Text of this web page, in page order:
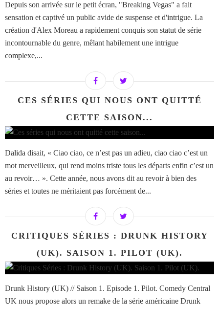
Depuis son arrivée sur le petit écran, "Breaking Vegas" a fait
sensation et captivé un public avide de suspense et d'intrigue. La
création d'Alex Moreau a rapidement conquis son statut de série
incontournable du genre, mêlant habilement une intrigue
complexe,...
CES SÉRIES QUI NOUS ONT QUITTÉ
CETTE SAISON...
Dalida disait, « Ciao ciao, ce n’est pas un adieu, ciao ciao c’est un
mot merveilleux, qui rend moins triste tous les départs enfin c’est un
au revoir… ». Cette année, nous avons dit au revoir à bien des
séries et toutes ne méritaient pas forcément de...
CRITIQUES SÉRIES : DRUNK HISTORY
(UK). SAISON 1. PILOT (UK).
Drunk History (UK) // Saison 1. Episode 1. Pilot. Comedy Central
UK nous propose alors un remake de la série américaine Drunk